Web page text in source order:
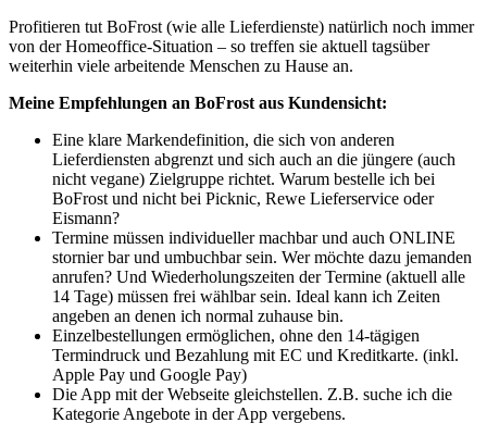
Profitieren tut BoFrost (wie alle Lieferdienste) natürlich noch immer
von der Homeoffice-Situation – so treffen sie aktuell tagsüber
weiterhin viele arbeitende Menschen zu Hause an.
Meine Empfehlungen an BoFrost aus Kundensicht:
Eine klare Markendefinition, die sich von anderen
Lieferdiensten abgrenzt und sich auch an die jüngere (auch
nicht vegane) Zielgruppe richtet. Warum bestelle ich bei
BoFrost und nicht bei Picknic, Rewe Lieferservice oder
Eismann?
Termine müssen individueller machbar und auch ONLINE
stornier bar und umbuchbar sein. Wer möchte dazu jemanden
anrufen? Und Wiederholungszeiten der Termine (aktuell alle
14 Tage) müssen frei wählbar sein. Ideal kann ich Zeiten
angeben an denen ich normal zuhause bin.
Einzelbestellungen ermöglichen, ohne den 14-tägigen
Termindruck und Bezahlung mit EC und Kreditkarte. (inkl.
Apple Pay und Google Pay)
Die App mit der Webseite gleichstellen. Z.B. suche ich die
Kategorie Angebote in der App vergebens.